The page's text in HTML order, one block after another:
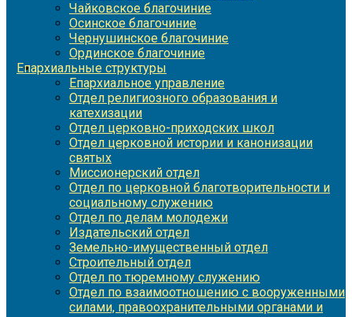
Чайковское благочиние
Осинское благочиние
Чернушинское благочиние
Ординское благочиние
Епархиальные структуры
Епархиальное управление
Отдел религиозного образования и
катехизации
Отдел церковно-приходских школ
Отдел церковной истории и канонизации
святых
Миссионерский отдел
Отдел по церковной благотворительности и
социальному служению
Отдел по делам молодежи
Издательский отдел
Земельно-имущественный отдел
Строительный отдел
Отдел по тюремному служению
Отдел по взаимоотношению с вооруженными
силами, правоохранительными органами и